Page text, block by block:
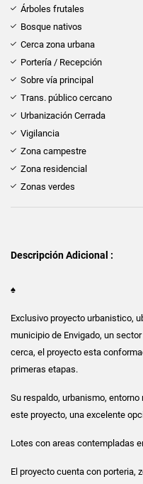
Árboles frutales
Bosque nativos
Cerca zona urbana
Portería / Recepción
Sobre vía principal
Trans. público cercano
Urbanización Cerrada
Vigilancia
Zona campestre
Zona residencial
Zonas verdes
Descripción Adicional :
♠
Exclusivo proyecto urbanistico,
municipio de Envigado, un
cerca, el proyecto esta
primeras etapas.
Su respaldo, urbanismo,
este proyecto, una excelente
Lotes con areas contempladas
El proyecto cuenta con porteria,